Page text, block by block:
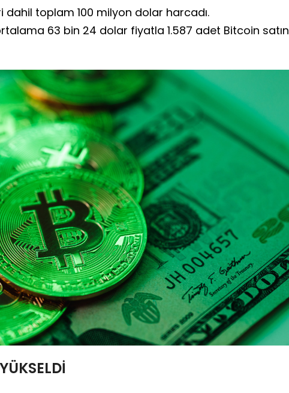
dahil toplam 100 milyon dolar harcadı.
63 bin 24 dolar fiyatla 1.587 adet Bitcoin satın